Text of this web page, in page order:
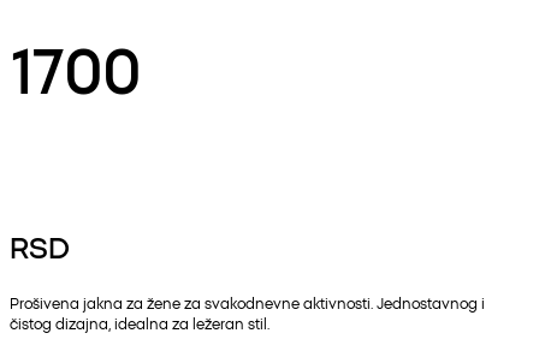
1700
RSD
Prošivena jakna za žene za svakodnevne aktivnosti. Jednostavnog i
čistog dizajna, idealna za ležeran stil.